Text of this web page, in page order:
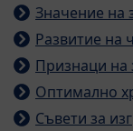
Значение на
Развитие на
Признаци на
Оптимално
Съвети за